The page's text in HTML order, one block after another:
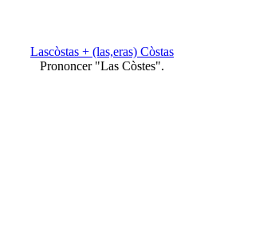
Lascòstas + (las,eras) Còstas
Prononcer "Las Còstes".